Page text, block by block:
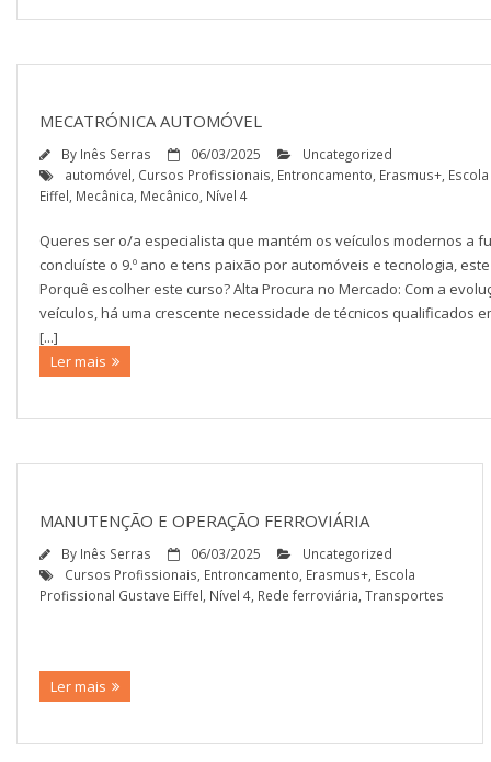
MECATRÓNICA AUTOMÓVEL
By Inês Serras 06/03/2025
Uncategorized
automóvel Cursos Profissionais Entroncamento Erasmus+
Eiffel Mecânica Mecânico Nível 4
Queres ser o/a especialista que mantém os veículos modernos a
concluíste o 9.º ano e tens paixão por automóveis e tecnologia,
Porquê escolher este curso? Alta Procura no Mercado: Com a
veículos, há uma crescente necessidade de técnicos qualificados
[...]
Ler mais
MANUTENÇÃO E OPERAÇÃO FERROVIÁRIA
By Inês Serras 06/03/2025
Uncategorized
Cursos Profissionais Entroncamento Erasmus+ Escola
Profissional Gustave Eiffel Nível 4 Rede ferroviária Transportes
Ler mais